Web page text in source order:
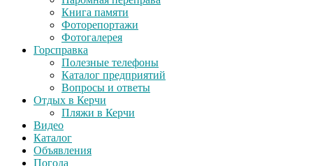
Книга памяти
Фоторепортажи
Фотогалерея
Горсправка
Полезные телефоны
Каталог предприятий
Вопросы и ответы
Отдых в Керчи
Пляжи в Керчи
Видео
Каталог
Объявления
Погода